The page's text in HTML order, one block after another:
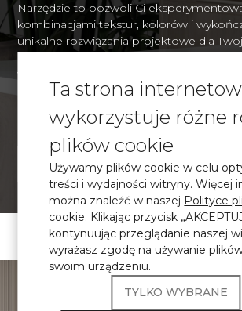
Narzędzie to pozwoli Ci
kombinacjami tekstur, kolorów i
unikalne rozwiązania projektowe dla
wyprzedzeniem ocenić, jak organicznie
materiały będą wyglądać w kontekście
podejmować świadome decyzje
WIZUALIZACJA
\ Certyfikowany
Produkty
Ta strona
wykorzystuje różne
plików cookie
Używamy plików cookie w celu
treści i wydajności witryny. Więcej
można znaleźć w naszej Polityce
cookie. Klikając przycisk
kontynuując przeglądanie naszej
wyrażasz zgodę na używanie
swoim urządzeniu.
TYLKO WYBRANE